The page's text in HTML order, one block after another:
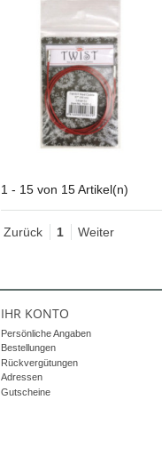
1 - 15 von 15 Artikel(n)
Zurück 1 Weiter
IHR KONTO
Persönliche Angaben
Bestellungen
Rückvergütungen
Adressen
Gutscheine